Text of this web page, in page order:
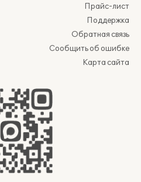
Прайс-лист
Поддержка
Обратная связь
Сообщить об ошибке
Карта сайта